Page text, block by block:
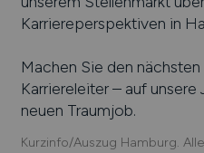
Karriereperspektiven in
Machen Sie den
Karriereleiter – auf
neuen Traumjob.
Kurzinfo/Auszug Hamburg.